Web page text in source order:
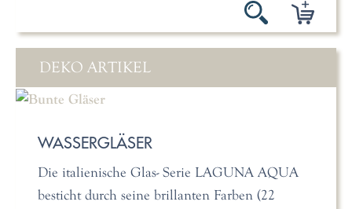
DEKO ARTIKEL
WASSERGLÄSER
Die italienische Glas- Serie LAGUNA AQUA
besticht durch seine brillanten Farben (22